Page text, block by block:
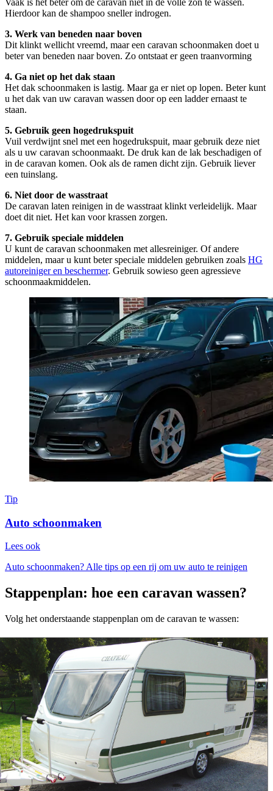
Hierdoor kan de shampoo sneller indrogen.
3. Werk van beneden naar boven
Dit klinkt wellicht vreemd, maar een caravan schoonmaken doet u
beter van beneden naar boven. Zo ontstaat er geen traanvorming
4. Ga niet op het dak staan
Het dak schoonmaken is lastig. Maar ga er niet op lopen. Beter kunt
u het dak van uw caravan wassen door op een ladder ernaast te
staan.
5. Gebruik geen hogedrukspuit
Vuil verdwijnt snel met een hogedrukspuit, maar gebruik deze niet
als u uw caravan schoonmaakt. De druk kan de lak beschadigen of
in de caravan komen. Ook als de ramen dicht zijn. Gebruik liever
een tuinslang.
6. Niet door de wasstraat
De caravan laten reinigen in de wasstraat klinkt verleidelijk. Maar
doet dit niet. Het kan voor krassen zorgen.
7. Gebruik speciale middelen
U kunt de caravan schoonmaken met allesreiniger. Of andere
middelen, maar u kunt beter speciale middelen gebruiken zoals HG
autoreiniger en beschermer. Gebruik sowieso geen agressieve
schoonmaakmiddelen.
Tip
Auto schoonmaken
Lees ook
Auto schoonmaken? Alle tips op een rij om uw auto te reinigen
Stappenplan: hoe een caravan wassen?
Volg het onderstaande stappenplan om de caravan te wassen: